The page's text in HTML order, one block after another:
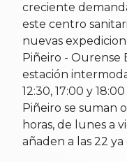
creciente
este centro
nuevas
Piñeiro - Ourense
estación
12:30, 17:00 y
Piñeiro se suman
horas, de lunes a
añaden a las 22